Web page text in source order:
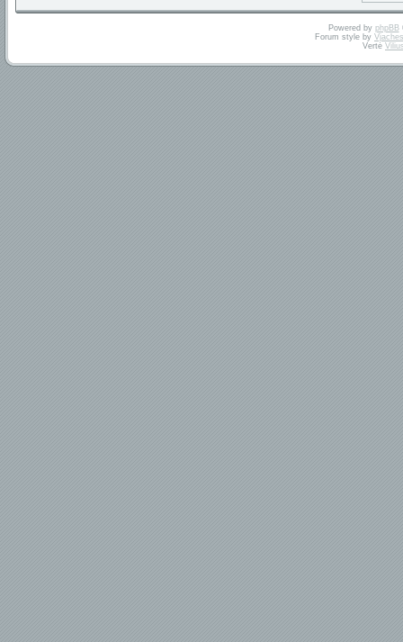
Powered by phpBB
Forum style by
Vertė